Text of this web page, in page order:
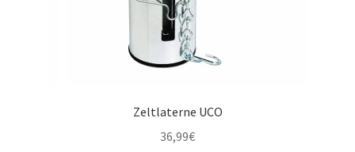
Zeltlaterne UCO
36,99€